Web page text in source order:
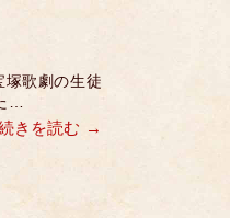
塚歌劇の生徒
…
きを読む